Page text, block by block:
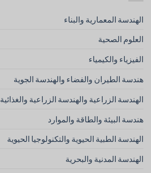
الهندسة المعمارية والبناء
العلوم الصحية
الفيزياء والكيمياء
هندسة الطيران والفضاء والهندسة الجوية
الهندسة الزراعية والهندسة الزراعية والغذائية
هندسة البيئة والطاقة والموارد
الهندسة الطبية الحيوية والتكنولوجيا الحيوية
الهندسة المدنية والبحرية